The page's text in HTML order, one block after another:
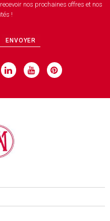
nos prochaines offres et nos
!
ENVOYER